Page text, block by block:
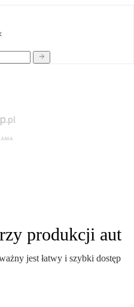
produkcji aut
jest łatwy i szybki dostęp